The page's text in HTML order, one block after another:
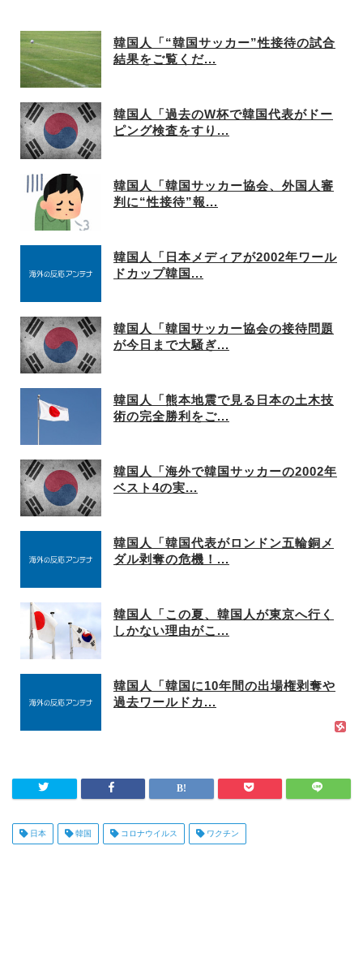
韓国人「“韓国サッカー”性接待の試合
結果をご覧くだ...
韓国人「過去のW杯で韓国代表がドー
ピング検査をすり...
韓国人「韓国サッカー協会、外国人審
判に“性接待”報...
韓国人「日本メディアが2002年ワール
ドカップ韓国...
韓国人「韓国サッカー協会の接待問題
が今日まで大騒ぎ...
韓国人「熊本地震で見る日本の土木技
術の完全勝利をご...
韓国人「海外で韓国サッカーの2002年
ベスト4の実...
韓国人「韓国代表がロンドン五輪銅メ
ダル剥奪の危機！...
韓国人「この夏、韓国人が東京へ行く
しかない理由がこ...
韓国人「韓国に10年間の出場権剥奪や
過去ワールドカ...
日本 韓国 コロナウイルス ワクチン